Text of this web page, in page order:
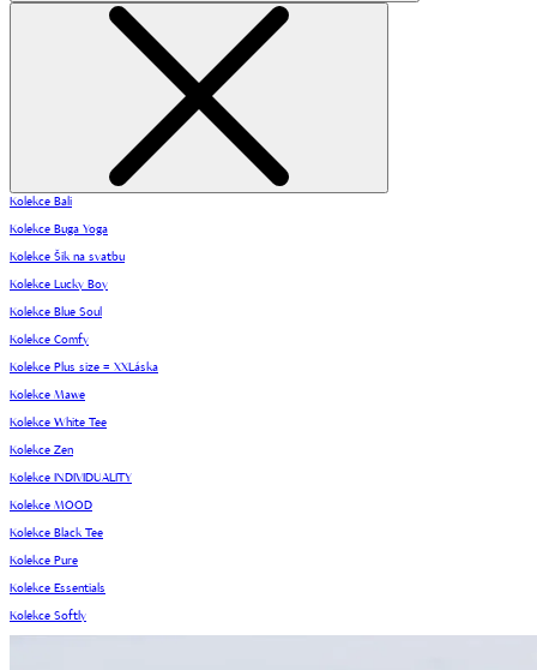
Kolekce Bali
Kolekce Buga Yoga
Kolekce Šik na svatbu
Kolekce Lucky Boy
Kolekce Blue Soul
Kolekce Comfy
Kolekce Plus size = XXLáska
Kolekce Mawe
Kolekce White Tee
Kolekce Zen
Kolekce INDIVIDUALITY
Kolekce MOOD
Kolekce Black Tee
Kolekce Pure
Kolekce Essentials
Kolekce Softly